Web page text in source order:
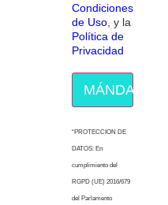
Condiciones
de Uso , y la
Política de
Privacidad
MÁNDAME
“PROTECCION DE
DATOS: En
cumplimiento del
RGPD (UE) 2016/679
del Parlamento